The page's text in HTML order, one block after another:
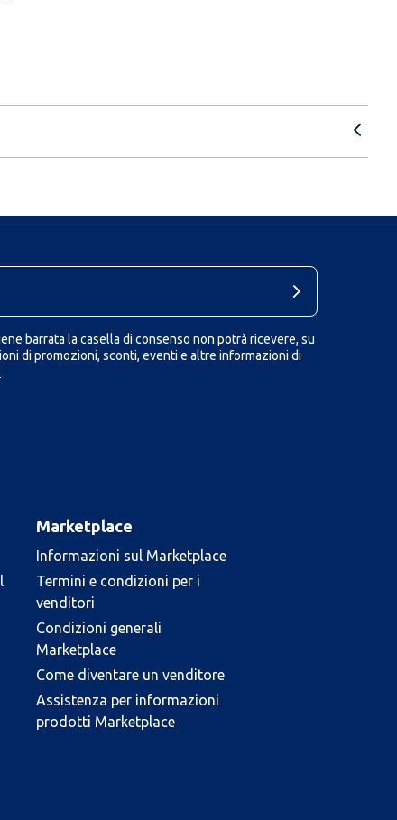
barrata la casella di consenso non potrà ricevere, su
di promozioni, sconti, eventi e altre informazioni di
Marketplace
Informazioni sul Marketplace
Termini e condizioni per i
venditori
Condizioni generali
Marketplace
Come diventare un venditore
Assistenza per informazioni
prodotti Marketplace